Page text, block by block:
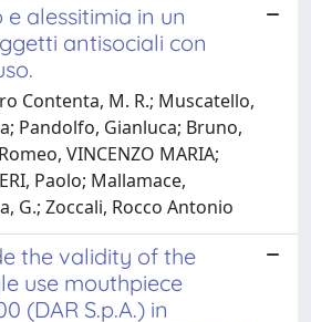
alessitimia in un
antisociali con
Contenta, M. R.; Muscatello,
Pandolfo, Gianluca; Bruno,
VINCENZO MARIA;
Paolo; Mallamace,
G.; Zoccali, Rocco Antonio
the validity of the
use mouthpiece
(DAR S.p.A.) in